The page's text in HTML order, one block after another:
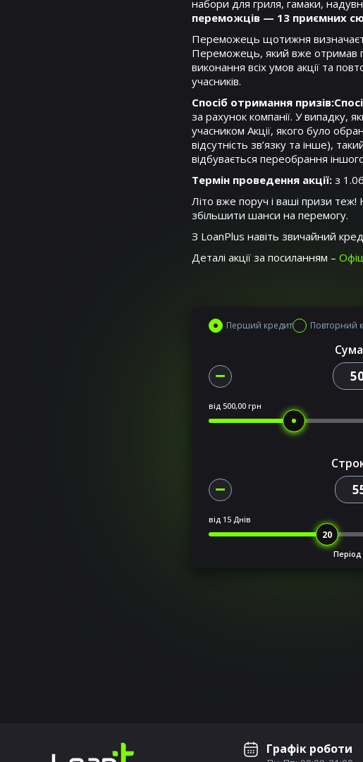
набори для гриля, гамаки,
переможців — 13 приємних
Переможець щотижня
Переможець, який вже отримав
виконання всіх умов акції та
учасників.
Спосіб отримання
за рахунок компанії. У випадку,
учасником Акції, якого було
відсутність зв’язку та інше),
відбувається переобрання
Термін проведення акції: з
Літо вже поруч і ваші призи
збільшити шанси на перемогу.
З LoanPlus навіть звичайний
Деталі акції за посиланням –
Перший кредит Повторний
від 500,00 грн
від 15 Днів
Графік роботи